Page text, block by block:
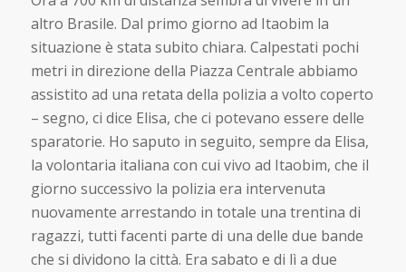
altro Brasile. Dal primo giorno ad Itaobim la
situazione è stata subito chiara. Calpestati pochi
metri in direzione della Piazza Centrale abbiamo
assistito ad una retata della polizia a volto coperto
– segno, ci dice Elisa, che ci potevano essere delle
sparatorie. Ho saputo in seguito, sempre da Elisa,
la volontaria italiana con cui vivo ad Itaobim, che il
giorno successivo la polizia era intervenuta
nuovamente arrestando in totale una trentina di
ragazzi, tutti facenti parte di una delle due bande
che si dividono la città. Era sabato e di lì a due